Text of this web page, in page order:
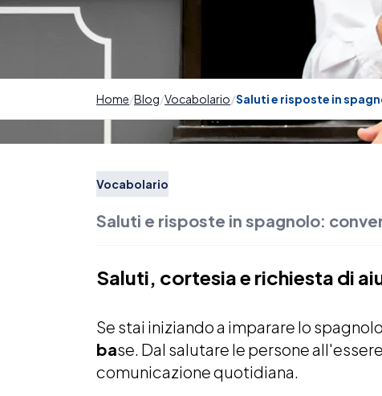
Home Blog Vocabolario Saluti e risposte in
Vocabolario
Saluti e risposte in spagnolo:
Saluti, cortesia e richiesta di
Se stai iniziando a imparare lo
base. Dal salutare le persone
comunicazione quotidiana.